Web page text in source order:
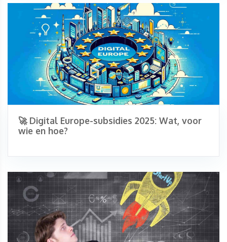
🚀 Digital Europe-subsidies 2025: Wat, voor
wie en hoe?